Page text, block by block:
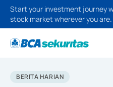
Start your investment journey
stock market wherever you are.
BERITA HARIAN